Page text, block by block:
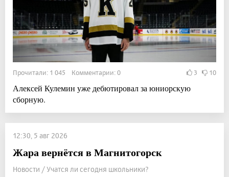
Прочитали: 1 045 Комментарии: 0 3 10
Алексей Кулемин уже дебютировал за юниорскую
сборную.
12:30, 5 авг 2026
Жара вернётся в Магнитогорск
Новости / Учатся ли сегодня школьники?